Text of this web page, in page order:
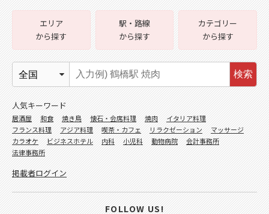
エリア
から探す
駅・路線
から探す
カテゴリー
から探す
検索
人気キーワード
居酒屋 和食 焼き鳥 懐石・会席料理 焼肉
イタリア料理
フランス料理
アジア料理 喫茶・カフェ リラクゼーション
マッサージ
カラオケ
ビジネスホテル 内科 小児科 動物病院
会計事務所
法律事務所
掲載者ログイン
FOLLOW US!